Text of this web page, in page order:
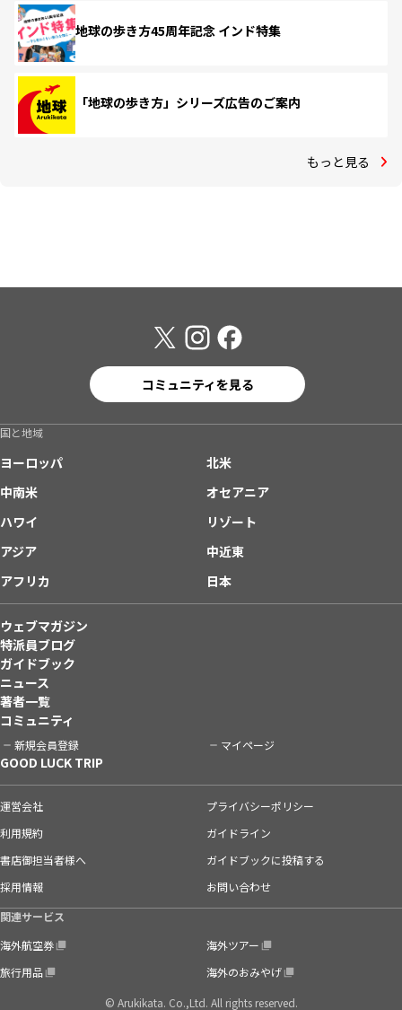
地球の歩き方45周年記念 インド特集
「地球の歩き方」シリーズ広告のご案内
もっと見る
コミュニティを見る
国と地域
ヨーロッパ
北米
中南米
オセアニア
ハワイ
リゾート
アジア
中近東
アフリカ
日本
ウェブマガジン
特派員ブログ
ガイドブック
ニュース
著者一覧
コミュニティ
新規会員登録 マイページ
GOOD LUCK TRIP
運営会社
プライバシーポリシー
利用規約
ガイドライン
書店御担当者様へ
ガイドブックに投稿する
採用情報
お問い合わせ
関連サービス
海外航空券
海外ツアー
旅行用品
海外のおみやげ
© Arukikata. Co.,Ltd. All rights reserved.